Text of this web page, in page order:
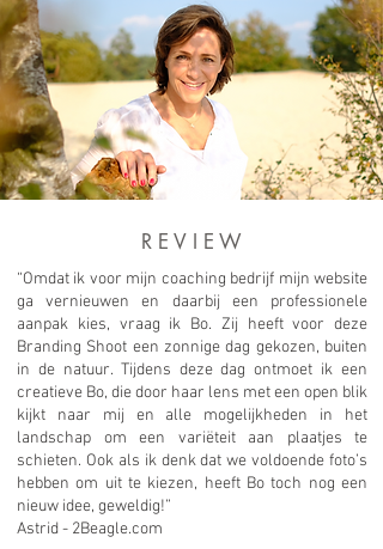
R E V I E W
“Omdat ik voor mijn coaching bedrijf mijn website
ga vernieuwen en daarbij een professionele
aanpak kies, vraag ik Bo. Zij heeft voor deze
Branding Shoot een zonnige dag gekozen, buiten
in de natuur. Tijdens deze dag ontmoet ik een
creatieve Bo, die door haar lens met een open blik
kijkt naar mij en alle mogelijkheden in het
landschap om een variëteit aan plaatjes te
schieten. Ook als ik denk dat we voldoende foto’s
hebben om uit te kiezen, heeft Bo toch nog een
nieuw idee, geweldig!”
Astrid - 2Beagle.com